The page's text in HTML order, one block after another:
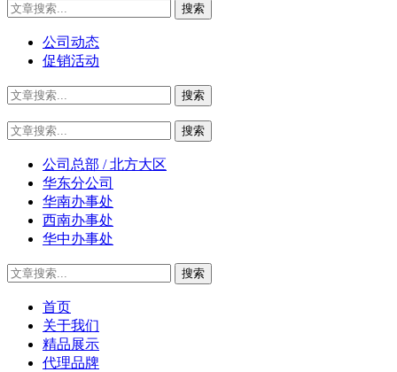
公司动态
促销活动
公司总部 / 北方大区
华东分公司
华南办事处
西南办事处
华中办事处
首页
关于我们
精品展示
代理品牌